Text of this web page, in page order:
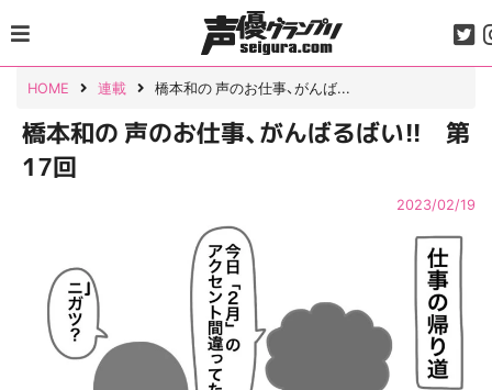
to
content
HOME 連載 橋本和の 声のお仕事、がんば...
橋本和の 声のお仕事、がんばるばい!! 第
17回
2023/02/19